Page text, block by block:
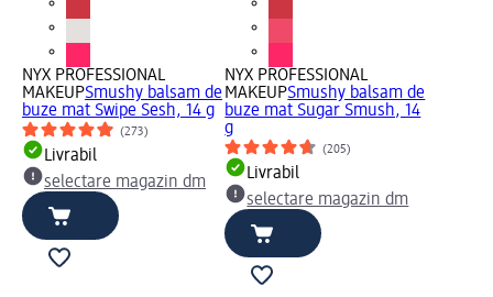
NYX PROFESSIONAL
MAKEUPSmushy balsam de
buze mat Swipe Sesh, 14 g
(273)
Livrabil
selectare magazin dm
NYX PROFESSIONAL
MAKEUPSmushy balsam de
buze mat Sugar Smush, 14
g
(205)
Livrabil
selectare magazin dm